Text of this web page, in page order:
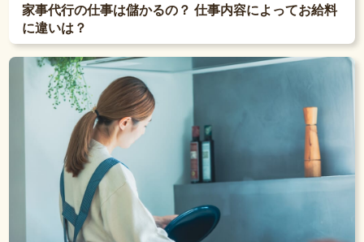
家事代行の仕事は儲かるの？ 仕事内容によってお給料
に違いは？